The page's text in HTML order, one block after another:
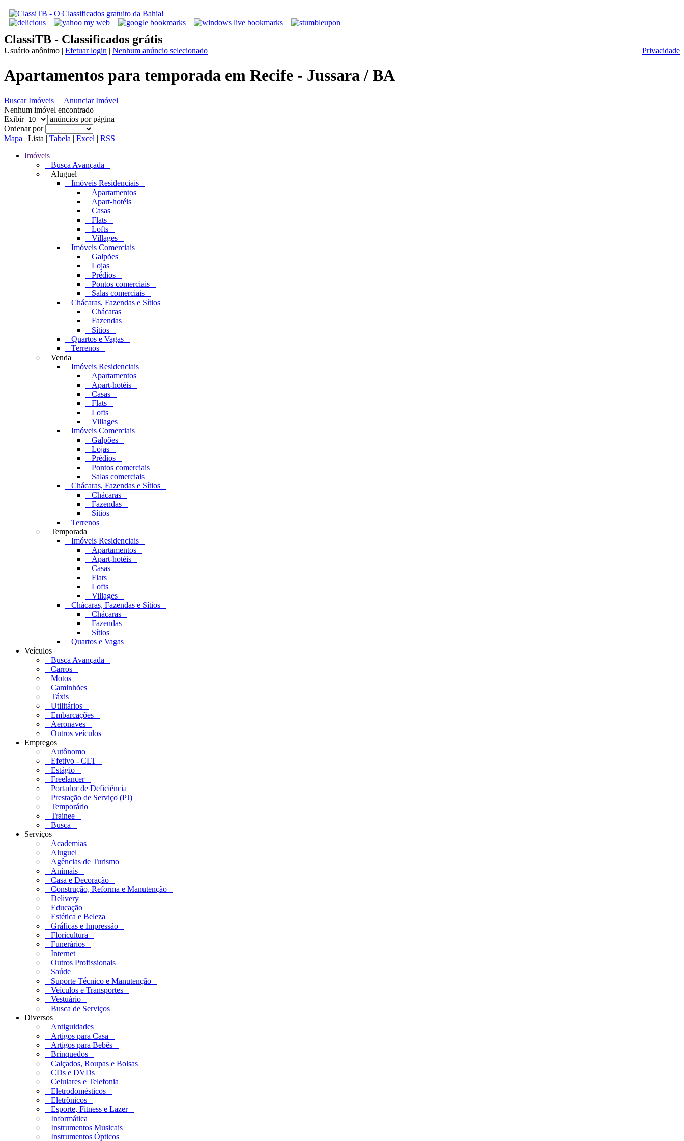
ClassiTB - Classificados grátis
Privacidade
Usuário anônimo | Efetuar login | Nenhum anúncio selecionado
Apartamentos para temporada em Recife - Jussara / BA
Buscar Imóveis
Anunciar Imóvel
Nenhum imóvel encontrado
Exibir
anúncios por página
Ordenar por
Mapa | Lista | Tabela | Excel | RSS
Imóveis
Busca Avançada
Aluguel
Imóveis Residenciais
Apartamentos
Apart-hotéis
Casas
Flats
Lofts
Villages
Imóveis Comerciais
Galpões
Lojas
Prédios
Pontos comerciais
Salas comerciais
Chácaras, Fazendas e Sítios
Chácaras
Fazendas
Sítios
Quartos e Vagas
Terrenos
Venda
Imóveis Residenciais
Apartamentos
Apart-hotéis
Casas
Flats
Lofts
Villages
Imóveis Comerciais
Galpões
Lojas
Prédios
Pontos comerciais
Salas comerciais
Chácaras, Fazendas e Sítios
Chácaras
Fazendas
Sítios
Terrenos
Temporada
Imóveis Residenciais
Apartamentos
Apart-hotéis
Casas
Flats
Lofts
Villages
Chácaras, Fazendas e Sítios
Chácaras
Fazendas
Sítios
Quartos e Vagas
Veículos
Busca Avançada
Carros
Motos
Caminhões
Táxis
Utilitários
Embarcações
Aeronaves
Outros veículos
Empregos
Autônomo
Efetivo - CLT
Estágio
Freelancer
Portador de Deficiência
Prestação de Serviço (PJ)
Temporário
Trainee
Busca
Serviços
Academias
Aluguel
Agências de Turismo
Animais
Casa e Decoração
Construção, Reforma e Manutenção
Delivery
Educação
Estética e Beleza
Gráficas e Impressão
Floricultura
Funerários
Internet
Outros Profissionais
Saúde
Suporte Técnico e Manutenção
Veículos e Transportes
Vestuário
Busca de Serviços
Diversos
Antiguidades
Artigos para Casa
Artigos para Bebês
Brinquedos
Calçados, Roupas e Bolsas
CDs e DVDs
Celulares e Telefonia
Eletrodomésticos
Eletrônicos
Esporte, Fitness e Lazer
Informática
Instrumentos Musicais
Instrumentos Ópticos